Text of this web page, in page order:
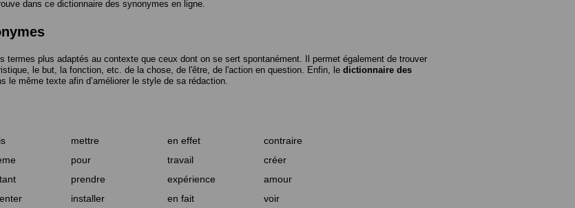
dans ce dictionnaire des synonymes en ligne.
termes plus adaptés au contexte que ceux dont on se sert spontanément. Il permet également de trouver
le but, la fonction, etc. de la chose, de l'être, de l'action en question. Enfin, le dictionnaire des
le même texte afin d’améliorer le style de sa rédaction.
mettre en effet
contraire
pour travail
créer
prendre expérience
amour
installer en fait voir